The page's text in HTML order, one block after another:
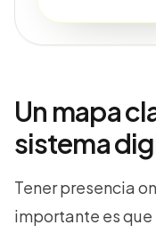
Un mapa
sistema
Tener presencia
importante es